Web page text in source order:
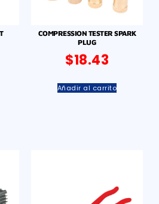
COMPRESSION TESTER SPARK
PLUG
$18.43
Añadir al carrito